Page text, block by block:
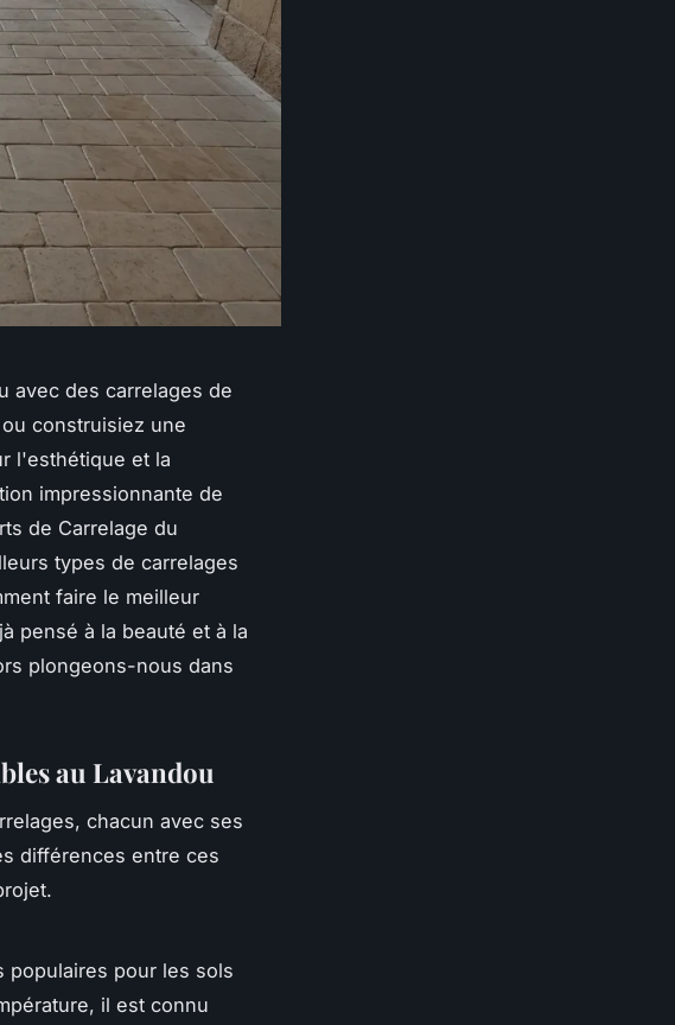
avec des carrelages de
construisiez une
l'esthétique et la
impressionnante de
de Carrelage du
types de carrelages
faire le meilleur
pensé à la beauté et à la
plongeons-nous dans
au Lavandou
chacun avec ses
différences entre ces
pour les sols
il est connu